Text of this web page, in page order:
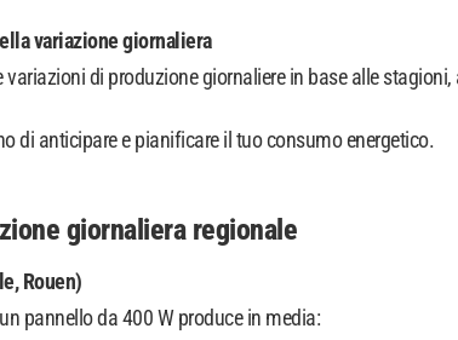
variazione giornaliera
di produzione giornaliere in base alle
di anticipare e pianificare il tuo consumo energetico.
giornaliera regionale
Rouen)
pannello da 400 W produce in media: